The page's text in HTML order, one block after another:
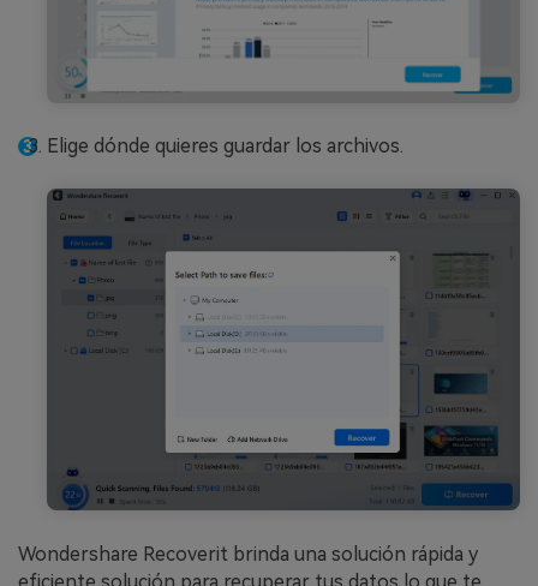
Elige dónde quieres guardar los archivos.
Wondershare Recoverit brinda una solución rápida y